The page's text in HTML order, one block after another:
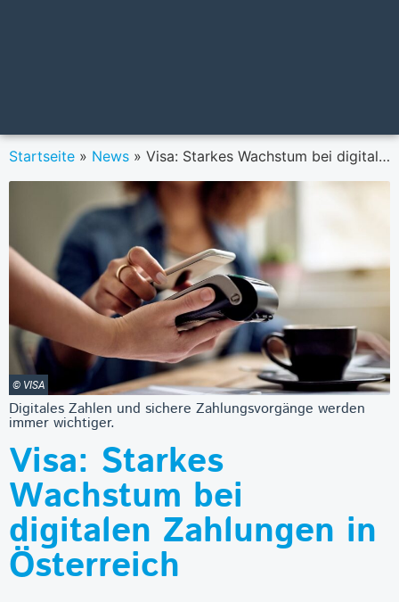
Startseite » News » Visa: Starkes Wachstum bei digitalen Zahlungen in Österreich
© VISA
Digitales Zahlen und sichere Zahlungsvorgänge werden
immer wichtiger.
Visa: Starkes
Wachstum bei
digitalen Zahlungen in
Österreich